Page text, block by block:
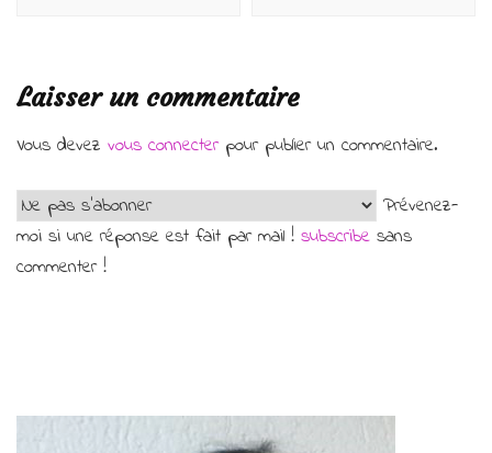
Laisser un commentaire
Vous devez vous connecterpour publier un commentaire.
Prévenez-
moi si une réponse est fait par mail ! subscribe sans
commenter !